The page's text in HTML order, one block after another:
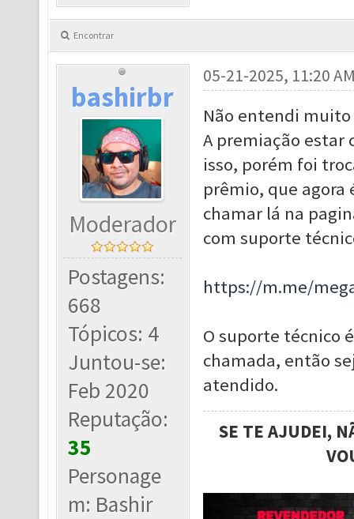
Encontrar
bashirbr
Moderador
Postagens:
668
Tópicos: 4
Juntou-se:
Feb 2020
Reputação:
35
Personage
m: Bashir
05-21-2025, 11:20
Não entendi
A premiação estar
isso, porém foi
prêmio, que agora
chamar lá na
com suporte
https://m.me/
O suporte técnico
chamada, então
atendido.
SE TE AJUDEI,